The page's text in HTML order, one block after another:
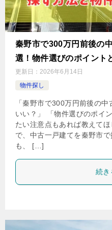
秦野市で300万円前後の
選！物件選びのポイント
更新日： 2026年6月14日
物件探し
「秦野市で300万円前後の
いい？」 「物件選びのポイ
たい注意点もあれば教えて
で、中古一戸建てを秦野市
も、 […]
続き